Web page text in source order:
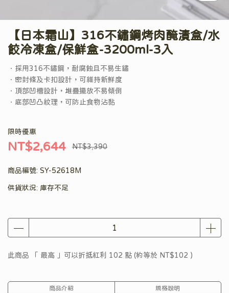
【日本霜山】316不鏽鋼烤肉醃漬盒/水
餃冷凍盒/保鮮盒-3200ml-3入
．採用316不鏽鋼，耐腐蝕且不易生鏽
．密封條及卡扣設計，可維持新鮮度
．頂部凹槽設計，堆疊擺放不易傾倒
．底部凹凸紋理，可防止食物沾黏
限時優惠
NT$2,644 NT$3,390
商品編號: SY-52618M
供貨狀況: 庫存不足
此商品 「 最高 」可以折抵紅利 102 點 (約等於 NT$102 )
商品介紹 規格說明